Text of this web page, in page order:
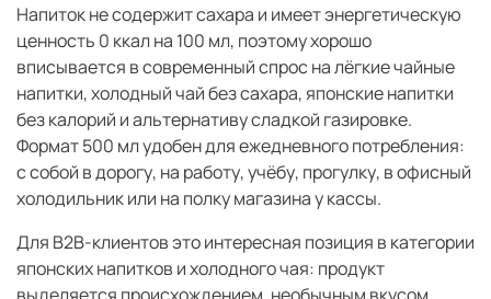
Напиток не содержит сахара и имеет энергетическую
ценность 0 ккал на 100 мл, поэтому хорошо
вписывается в современный спрос на лёгкие чайные
напитки, холодный чай без сахара, японские напитки
без калорий и альтернативу сладкой газировке.
Формат 500 мл удобен для ежедневного потребления:
с собой в дорогу, на работу, учёбу, прогулку, в офисный
холодильник или на полку магазина у кассы.
Для B2B-клиентов это интересная позиция в категории
японских напитков и холодного чая: продукт